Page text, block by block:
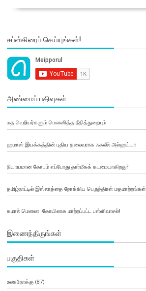
சப்ஸ்கிரைப் செய்யுங்கள்!
அண்மைப் பதிவுகள்
மத வெறியர்களும் மௌனித்த நீதித்துறையும்
ஹமாஸ் இயக்கத்தின் புதிய தலைவராக ஃகலீல் அல்ஹய்யா
நியாயமான கோபம் எப்போது தார்மீகக் கடமையாகிறது?
தமிழ்நாட்டில் இஸ்லாத்தை நோக்கிய பெருந்திரள் மதமாற்றங்கள்
கமால் மௌலா: கோயிலாக மாற்றப்பட்ட பள்ளிவாசல்!
இணைந்திருங்கள்
பகுதிகள்
உலகநோக்கு (87)